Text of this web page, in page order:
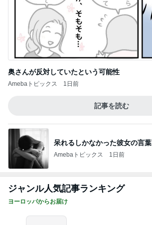
奥さんが反対していたという可能性
Amebaトピックス 1日前
記事を読む
呆れるしかなかった彼女の言葉
Amebaトピックス 1日前
ジャンル人気記事ランキング
ヨーロッパからお届け